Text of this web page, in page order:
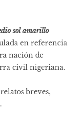
sol amarillo
en referencia
nación de
civil nigeriana.
breves,
.